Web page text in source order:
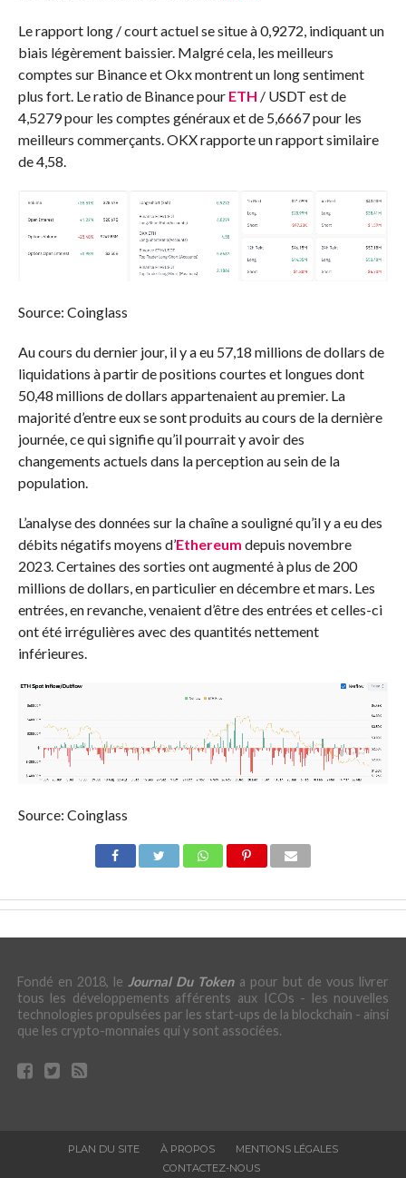
Le rapport long / court actuel se situe à 0,9272, indiquant un
biais légèrement baissier. Malgré cela, les meilleurs
comptes sur Binance et Okx montrent un long sentiment
plus fort. Le ratio de Binance pour ETH / USDT est de
4,5279 pour les comptes généraux et de 5,6667 pour les
meilleurs commerçants. OKX rapporte un rapport similaire
de 4,58.
Source: Coinglass
Au cours du dernier jour, il y a eu 57,18 millions de dollars de
liquidations à partir de positions courtes et longues dont
50,48 millions de dollars appartenaient au premier. La
majorité d’entre eux se sont produits au cours de la dernière
journée, ce qui signifie qu’il pourrait y avoir des
changements actuels dans la perception au sein de la
population.
L’analyse des données sur la chaîne a souligné qu’il y a eu des
débits négatifs moyens d’Ethereum depuis novembre
2023. Certaines des sorties ont augmenté à plus de 200
millions de dollars, en particulier en décembre et mars. Les
entrées, en revanche, venaient d’être des entrées et celles-ci
ont été irrégulières avec des quantités nettement
inférieures.
Source: Coinglass
Fondé en 2018, le Journal Du Tokena pour but de vous livrer
tous les développements afférents aux ICOs - les nouvelles
technologies propulsées par les start-ups de la blockchain - ainsi
que les crypto-monnaies qui y sont associées.
PLAN DU SITE À PROPOS
MENTIONS LÉGALES
CONTACTEZ-NOUS